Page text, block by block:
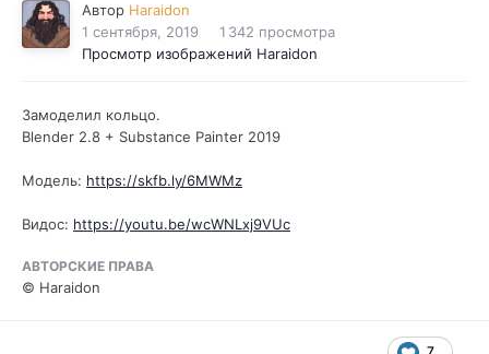
Автор Haraidon
1 сентября, 2019
1 342 просмотра
Просмотр изображений Haraidon
Замоделил кольцо.
Blender 2.8 + Substance Painter 2019
Модель: https://skfb.ly/6MWMz
Видос: https://youtu.be/wcWNLxj9VUc
АВТОРСКИЕ ПРАВА
© Haraidon